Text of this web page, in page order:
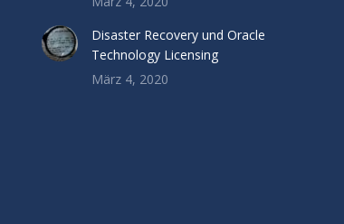
Disaster Recovery und Oracle
Technology Licensing
März 4, 2020